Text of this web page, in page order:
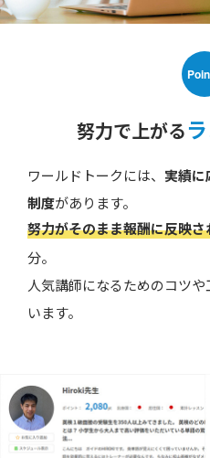
努力で上がる
ワールドトークには、 実績
制度があります。
努力がそのまま報酬に反映さ
分。
人気講師になるためのコツ
います。